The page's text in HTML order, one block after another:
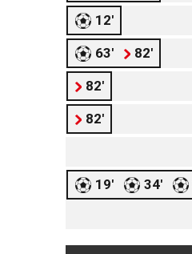
12'
63' 82'
82'
82'
19' 34'